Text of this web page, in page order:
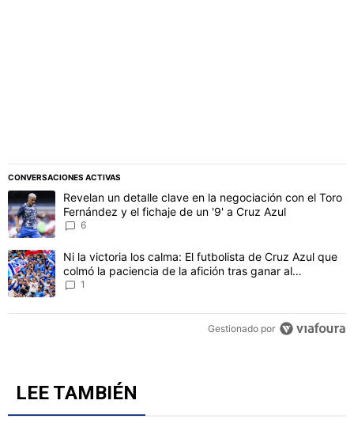
CONVERSACIONES ACTIVAS
Este listado muestra los artículos con más comentarios en los
Un artículo de tendencia con el título "Revelan un detalle clave
Revelan un detalle clave en la negociación con el Toro
Fernández y el fichaje de un '9' a Cruz Azul
6
Un artículo de tendencia con el título "Ni la victoria los calma: El
Ni la victoria los calma: El futbolista de Cruz Azul que
colmó la paciencia de la afición tras ganar al
Philadelphia
1
Gestionado por
LEE TAMBIÉN